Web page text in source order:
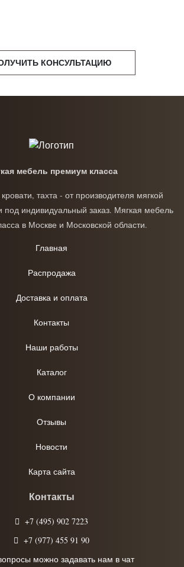
КОНСУЛЬТАЦИЮ
мебель премиум класса
тахта - от производителя мягкой
под индивидуальный заказ. Мягкая мебель
в Москве и Московской области.
Главная
Распродажа
Доставка и оплата
Контакты
Наши работы
Каталог
О компании
Отзывы
Новости
Карта сайта
Контакты
+7 (495) 902 7223
+7 (977) 455 91 90
можно задавать нам в чат